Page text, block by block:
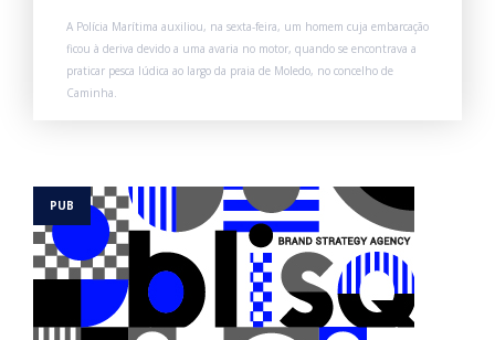
A Polícia Marítima auxiliou, na sexta-feira, um homem cuja embarcação
ficou à deriva devido a uma avaria no motor, quando se encontrava a
praticar pesca lúdica ao largo da praia de Moledo, no concelho de
Caminha.